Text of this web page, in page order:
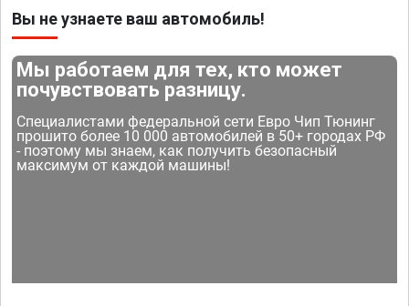
Вы не узнаете ваш автомобиль!
Мы работаем для тех, кто может
почувствовать разницу.
Специалистами федеральной сети Евро Чип Тюнинг
прошито более 10 000 автомобилей в 50+ городах РФ
- поэтому мы знаем, как получить безопасный
максимум от каждой машины!